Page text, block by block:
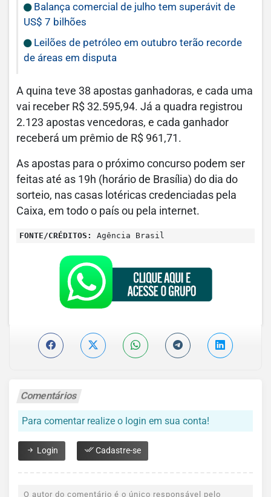
Balança comercial de julho tem superávit de
US$ 7 bilhões
Leilões de petróleo em outubro terão recorde
de áreas em disputa
A quina teve 38 apostas ganhadoras, e cada uma
vai receber R$ 32.595,94. Já a quadra registrou
2.123 apostas vencedoras, e cada ganhador
receberá um prêmio de R$ 961,71.
As apostas para o próximo concurso podem ser
feitas até as 19h (horário de Brasília) do dia do
sorteio, nas casas lotéricas credenciadas pela
Caixa, em todo o país ou pela internet.
FONTE/CRÉDITOS: Agência Brasil
Comentários
Para comentar realize o login em sua conta!
Login Cadastre-se
O autor do comentário é o único responsável pelo